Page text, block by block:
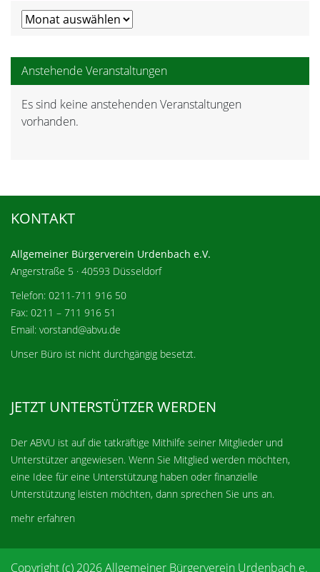
Meldungsarchiv
Anstehende Veranstaltungen
Hinweis
Es sind keine anstehenden Veranstaltungen
vorhanden.
KONTAKT
Allgemeiner Bürgerverein Urdenbach e.V.
Angerstraße 5 · 40593 Düsseldorf
Telefon: 0211-711 916 50
Fax: 0211 – 711 916 51
Email: vorstand@abvu.de
Unser Büro ist nicht durchgängig besetzt.
JETZT UNTERSTÜTZER WERDEN
Der ABVU ist auf die tatkräftige Mithilfe seiner Mitglieder und
Unterstützer angewiesen. Wenn Sie Mitglied werden möchten,
eine Idee für eine Unterstützung haben oder finanzielle
Unterstützung leisten möchten, dann sprechen Sie uns an.
mehr erfahren
Copyright (c) 2026 Allgemeiner Bürgerverein Urdenbach e.